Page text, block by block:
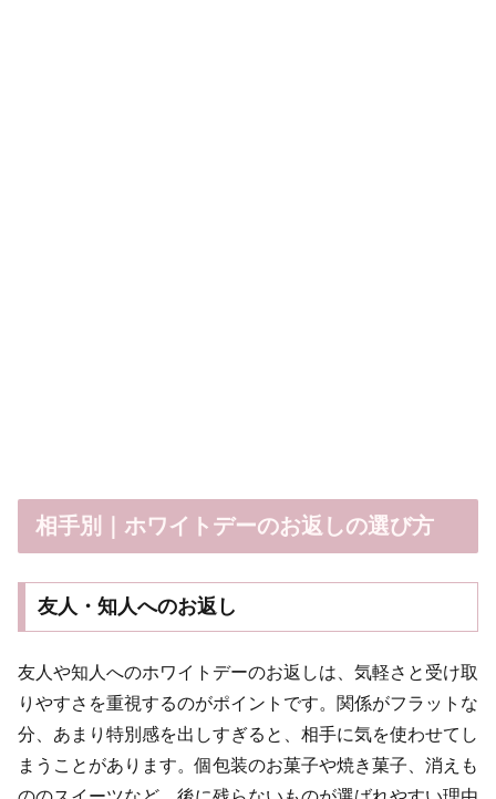
相手別｜ホワイトデーのお返しの選び方
友人・知人へのお返し
友人や知人へのホワイトデーのお返しは、気軽さと受け取
りやすさを重視するのがポイントです。関係がフラットな
分、あまり特別感を出しすぎると、相手に気を使わせてし
まうことがあります。個包装のお菓子や焼き菓子、消えも